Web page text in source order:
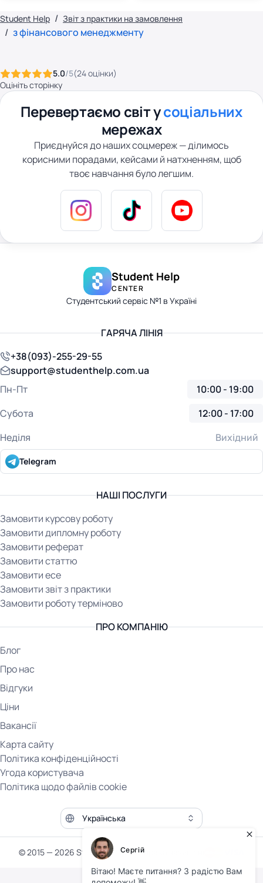
Student Help Звіт з практики на замовлення
з фінансового менеджменту
5.0/5(24оцінки)
Оцініть сторінку
Перевертаємо світ усоціальних
мережах
Приєднуйся до наших соцмереж — ділимось
корисними порадами, кейсами й натхненням, щоб
твоє навчання було легшим.
Student Help
CENTER
Студентський сервіс №1 в Україні
НАШІ ПОСЛУГИ
Замовити курсову роботу
Замовити дипломну роботу
Замовити реферат
Замовити статтю
Замовити есе
Замовити звіт з практики
Замовити роботу терміново
ПРО КОМПАНІЮ
Блог
Про нас
Відгуки
Ціни
Вакансії
Карта сайту
Політика конфіденційності
Угода користувача
Політика щодо файлів cookie
ГАРЯЧА ЛІНІЯ
+38(093)-255-29-55
support@studenthelp.com.ua
Пн-Пт
10:00 - 19:00
Субота
12:00 - 17:00
Неділя
Вихідний
Telegram
Мова сайту
© 2015 — 2026 Student Help. Всі права захищені